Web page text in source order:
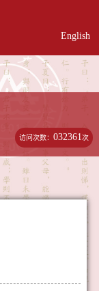
English
访问次数：032361次